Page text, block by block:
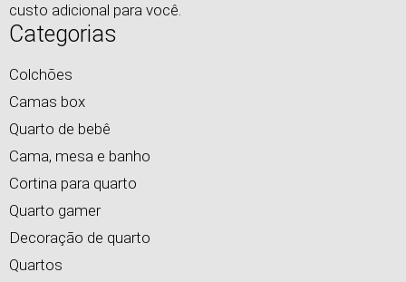
custo adicional para você.
Categorias
Colchões
Camas box
Quarto de bebê
Cama, mesa e banho
Cortina para quarto
Quarto gamer
Decoração de quarto
Quartos